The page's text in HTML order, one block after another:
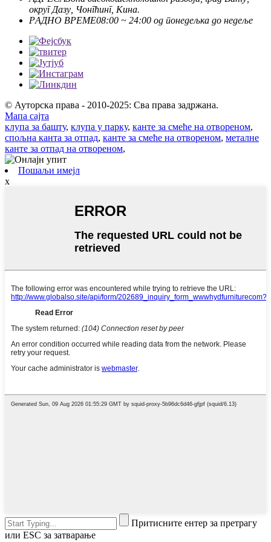
округ Дазу, Чонгћинг, Кина.
РАДНО ВРЕМЕ08:00 ~ 24:00 од понедељка до недеље
© Ауторска права - 2010-2025: Сва права задржана.
Мапа сајта
клупа за башту, клупа у парку, канте за смеће на отвореном,
спољна канта за отпад, канте за смеће на отвореном, металне
канте за отпад на отвореном,
Пошаљи имејл
x
Притисните ентер за претрагу
или ESC за затварање